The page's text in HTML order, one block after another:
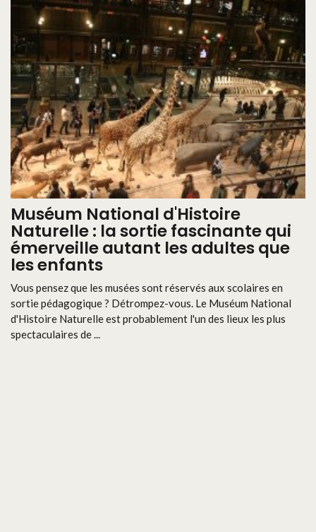
Muséum National d'Histoire
Naturelle : la sortie fascinante qui
émerveille autant les adultes que
les enfants
Vous pensez que les musées sont réservés aux scolaires en
sortie pédagogique ? Détrompez-vous. Le Muséum National
d'Histoire Naturelle est probablement l'un des lieux les plus
spectaculaires de ...